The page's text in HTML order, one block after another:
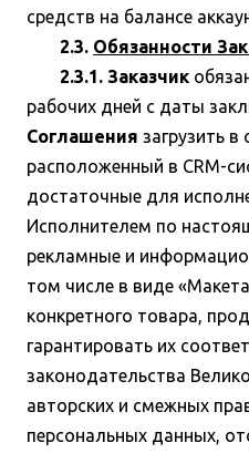
средств на балансе
2.3. Обязанности
2.3.1. Заказчик
рабочих дней с даты
Соглашения загрузить в
расположенный в CRM-
достаточные для
Исполнителем по
рекламные и
том числе в виде
конкретного товара,
гарантировать их
законодательства
авторских и смежных
персональных данных,